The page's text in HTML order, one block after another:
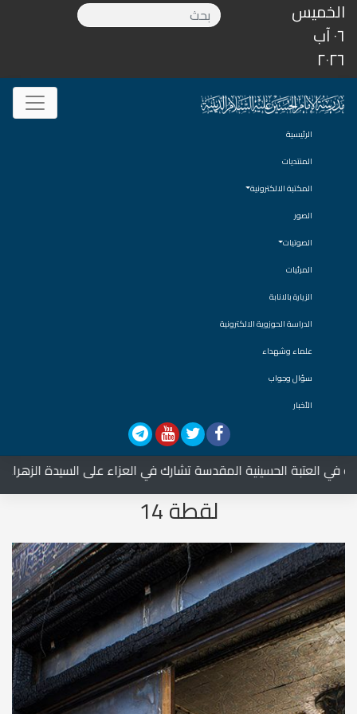
الخميس
٠٦ آب
٢٠٢٦
الرئيسية
المنتديات
المكتبة الالكترونية
الصور
الصوتيات
المرئيات
الزيارة بالانابة
الدراسة الحوزوية الالكترونية
علماء وشهداء
سؤال وجواب
الأخبار
العتبة الحسينية المقدسة تشارك في العزاء على السيدة الزهراء
لقطة 14